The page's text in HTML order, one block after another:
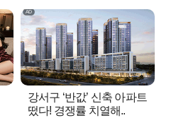
강서구 ‘반값’ 신축 아파트
떴다! 경쟁률 치열해..